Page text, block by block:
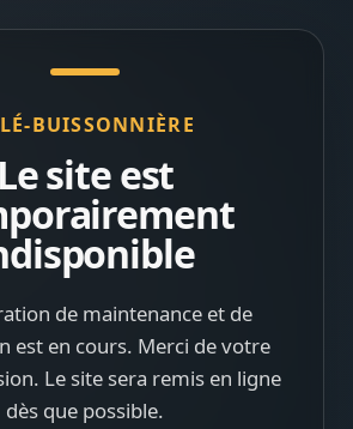
BUISSONNIÈRE
Le site est
de maintenance et de
est en cours. Merci de votre
Le site sera remis en ligne
dès que possible.